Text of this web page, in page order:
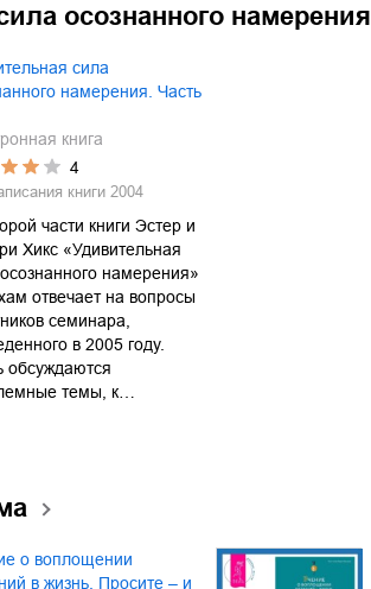
осознанного намерения
сила
намерения. Часть
книга
4
книги 2004
части книги Эстер и
Хикс «Удивительная
намерения»
отвечает на вопросы
семинара,
в 2005 году.
обсуждаются
темы, к…
о воплощении
в жизнь. Просите – и